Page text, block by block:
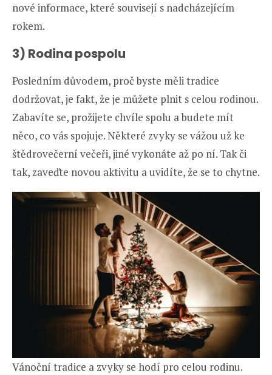
nové informace, které souvisejí s nadcházejícím
rokem.
3) Rodina pospolu
Posledním důvodem, proč byste měli tradice
dodržovat, je fakt, že je můžete plnit s celou rodinou.
Zabavíte se, prožijete chvíle spolu a budete mít
něco, co vás spojuje. Některé zvyky se vážou už ke
štědrovečerní večeři, jiné vykonáte až po ní. Tak či
tak, zaveďte novou aktivitu a uvidíte, že se to chytne.
Vánoční tradice a zvyky se hodí pro celou rodinu.